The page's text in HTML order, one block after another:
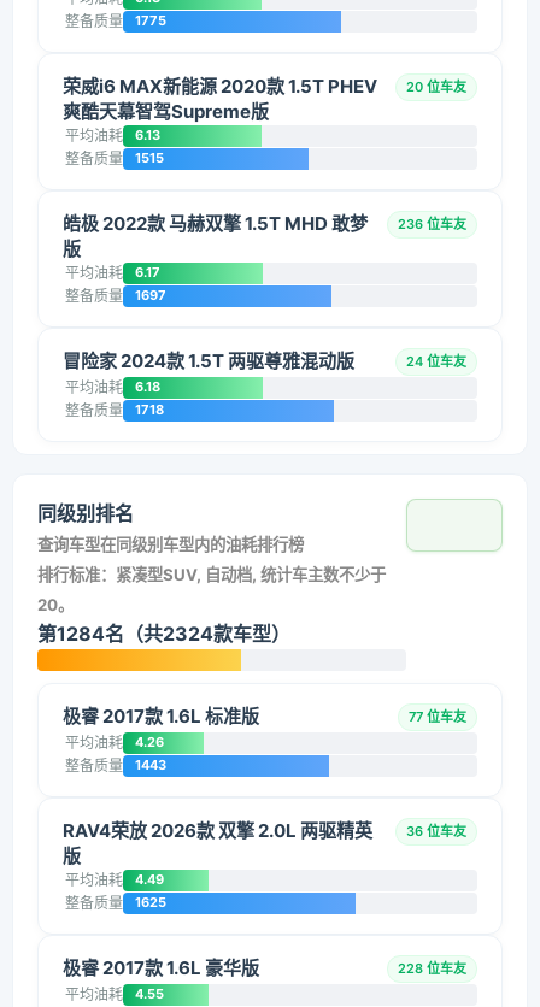
整备质量 1775
荣威i6 MAX新能源 2020款 1.5T PHEV
爽酷天幕智驾Supreme版
20 位车友
平均油耗 6.13
整备质量 1515
皓极 2022款 马赫双擎 1.5T MHD 敢梦
版
236 位车友
平均油耗 6.17
整备质量 1697
冒险家 2024款 1.5T 两驱尊雅混动版 24 位车友
平均油耗 6.18
整备质量 1718
同级别排名
查询车型在同级别车型内的油耗排行榜
排行标准：紧凑型SUV, 自动档, 统计车主数不少于
20。
第1284名（共2324款车型）
极睿 2017款 1.6L 标准版 77 位车友
平均油耗 4.26
整备质量 1443
RAV4荣放 2026款 双擎 2.0L 两驱精英
版
36 位车友
平均油耗 4.49
整备质量 1625
极睿 2017款 1.6L 豪华版 228 位车友
平均油耗 4.55